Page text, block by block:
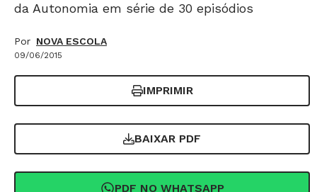
da Autonomia em série de 30 episódios
Por NOVA ESCOLA
09/06/2015
IMPRIMIR
BAIXAR PDF
PDF NO WHATSAPP